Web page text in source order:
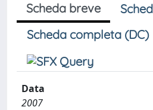
Scheda breve
Scheda completa (DC)
Data
2007